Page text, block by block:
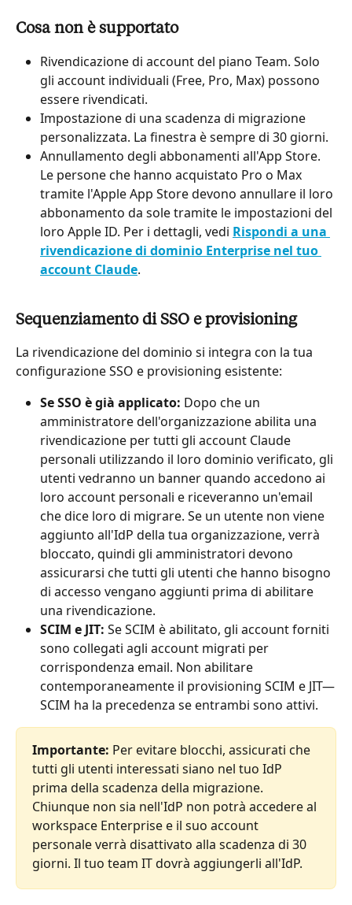
Cosa non è supportato
Rivendicazione di account del piano Team. Solo
gli account individuali (Free, Pro, Max) possono
essere rivendicati.
Impostazione di una scadenza di migrazione
personalizzata. La finestra è sempre di 30 giorni.
Annullamento degli abbonamenti all'App Store.
Le persone che hanno acquistato Pro o Max
tramite l'Apple App Store devono annullare il loro
abbonamento da sole tramite le impostazioni del
loro Apple ID. Per i dettagli, vedi Rispondi a una
rivendicazione di dominio Enterprise nel tuo
account Claude.
Sequenziamento di SSO e provisioning
La rivendicazione del dominio si integra con la tua
configurazione SSO e provisioning esistente:
Se SSO è già applicato: Dopo che un
amministratore dell'organizzazione abilita una
rivendicazione per tutti gli account Claude
personali utilizzando il loro dominio verificato, gli
utenti vedranno un banner quando accedono ai
loro account personali e riceveranno un'email
che dice loro di migrare. Se un utente non viene
aggiunto all'IdP della tua organizzazione, verrà
bloccato, quindi gli amministratori devono
assicurarsi che tutti gli utenti che hanno bisogno
di accesso vengano aggiunti prima di abilitare
una rivendicazione.
SCIM e JIT: Se SCIM è abilitato, gli account forniti
sono collegati agli account migrati per
corrispondenza email. Non abilitare
contemporaneamente il provisioning SCIM e JIT—
SCIM ha la precedenza se entrambi sono attivi.
Importante: Per evitare blocchi, assicurati che
tutti gli utenti interessati siano nel tuo IdP
prima della scadenza della migrazione.
Chiunque non sia nell'IdP non potrà accedere al
workspace Enterprise e il suo account
personale verrà disattivato alla scadenza di 30
giorni. Il tuo team IT dovrà aggiungerli all'IdP.